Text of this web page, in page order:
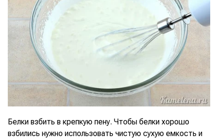
Белки взбить в крепкую пену. Чтобы белки хорошо
взбились нужно использовать чистую сухую емкость и